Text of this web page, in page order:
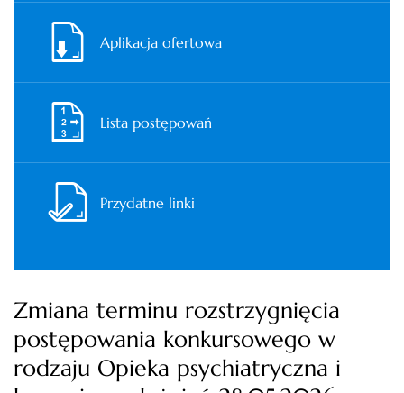
Aplikacja ofertowa
Lista postępowań
Przydatne linki
Zmiana terminu rozstrzygnięcia
postępowania konkursowego w
rodzaju Opieka psychiatryczna i